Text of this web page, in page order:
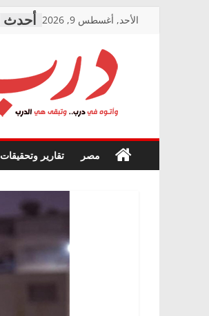
الأحد, أغسطس 9, 2026
درب
في
درب..
مصر تقارير وتحقيقات